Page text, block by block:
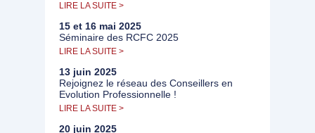
LIRE LA SUITE >
15 et 16 mai 2025
Séminaire des RCFC 2025
LIRE LA SUITE >
13 juin 2025
Rejoignez le réseau des Conseillers en
Evolution Professionnelle !
LIRE LA SUITE >
20 juin 2025